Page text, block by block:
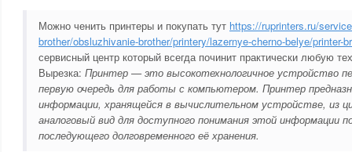
Можно ченить принтеры и покупать тут https://ruprinters.ru/
brother/obsluzhivanie-brother/printery/lazernye-cherno-belye/printer-
сервисный центр который всегда починит практически любую
Вырезка: Принтер — это высокотехнологичное устройство
первую очередь для работы с компьютером. Принтер
информации, хранящейся в вычислительном устройстве, из
аналоговый вид для доступного понимания этой информации
последующего долговременного её хранения.